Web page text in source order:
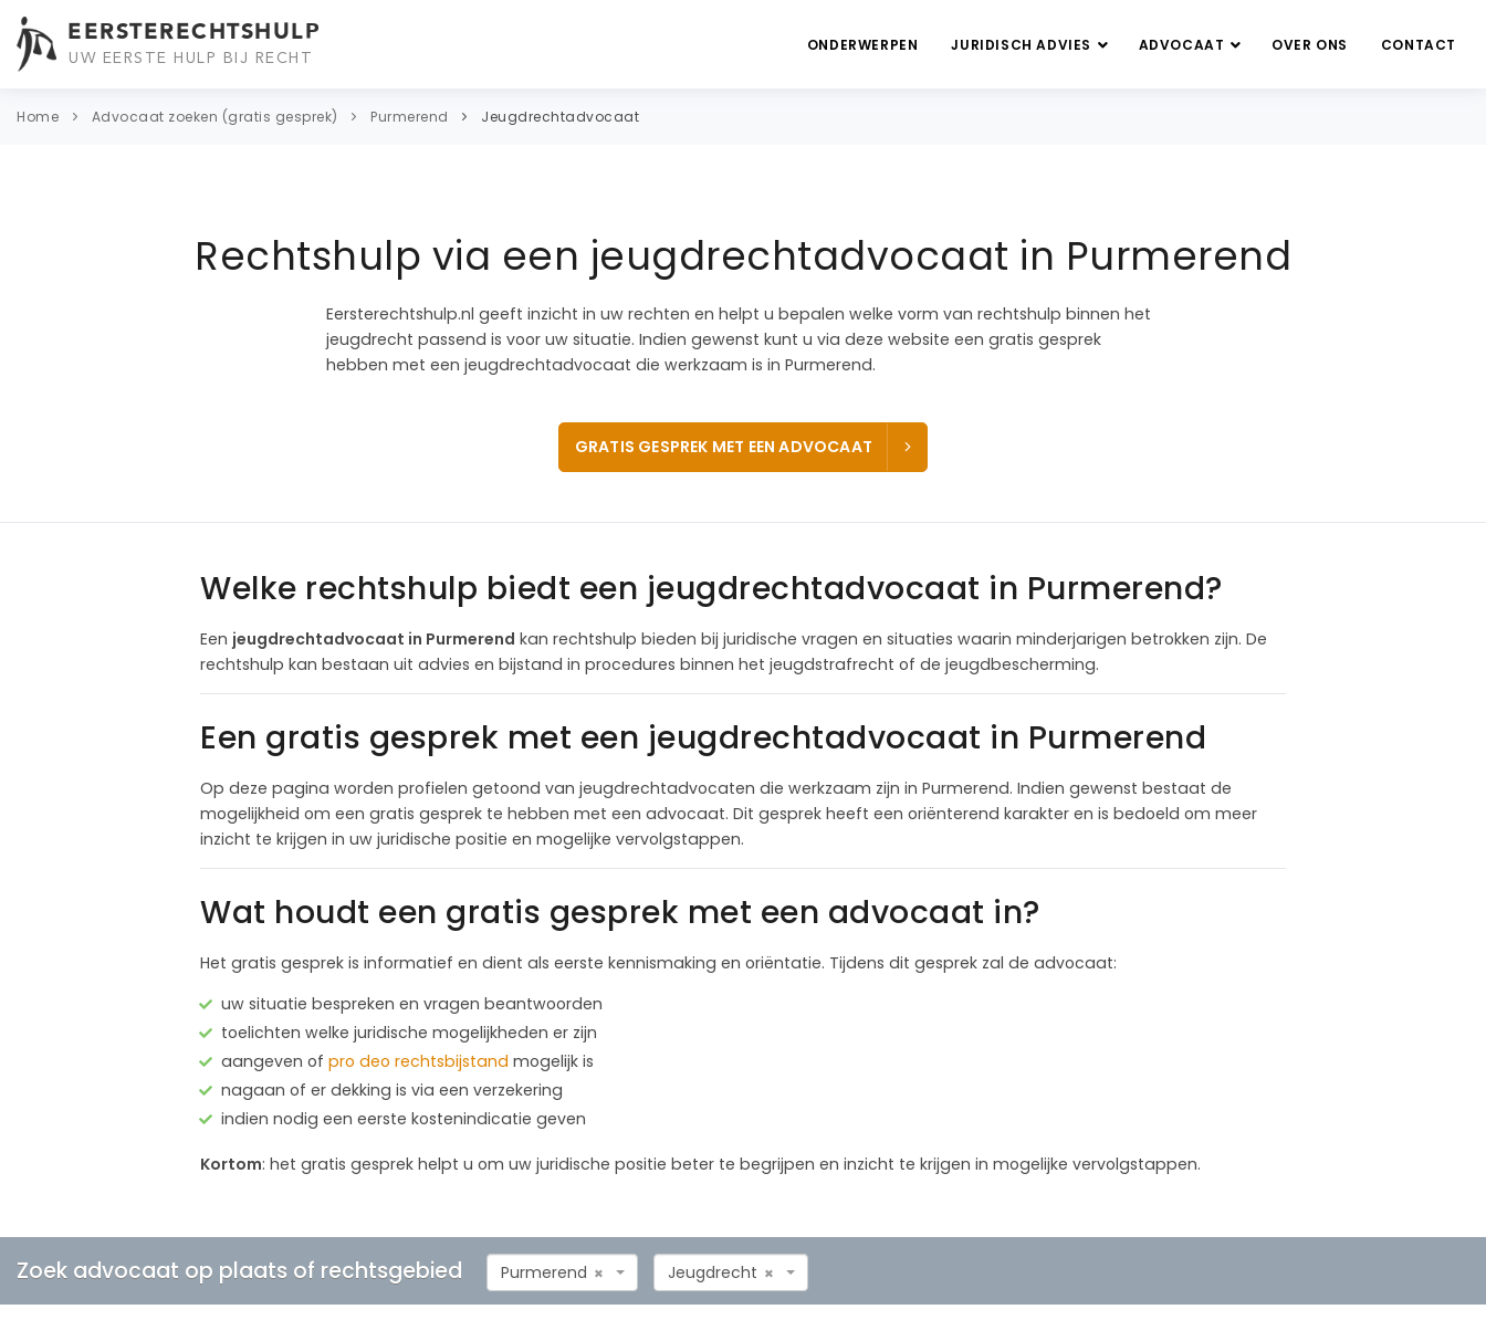
EERSTERECHTSHULP
UW EERSTE HULP BIJ RECHT
ONDERWERPEN JURIDISCH ADVIES ADVOCAAT OVER ONS CONTACT
Home Advocaat zoeken (gratis gesprek) Purmerend Jeugdrechtadvocaat
Rechtshulp via een jeugdrechtadvocaat in Purmerend
Eersterechtshulp.nl geeft inzicht in uw rechten en helpt u bepalen welke vorm van rechtshulp binnen het
jeugdrecht passend is voor uw situatie. Indien gewenst kunt u via deze website een gratis gesprek
hebben met een jeugdrechtadvocaat die werkzaam is in Purmerend.
GRATIS GESPREK MET EEN ADVOCAAT
Welke rechtshulp biedt een jeugdrechtadvocaat in Purmerend?
Een jeugdrechtadvocaat in Purmerend kan rechtshulp bieden bij juridische vragen en situaties waarin minderjarigen betrokken zijn. De
rechtshulp kan bestaan uit advies en bijstand in procedures binnen het jeugdstrafrecht of de jeugdbescherming.
Een gratis gesprek met een jeugdrechtadvocaat in Purmerend
Op deze pagina worden profielen getoond van jeugdrechtadvocaten die werkzaam zijn in Purmerend. Indien gewenst bestaat de
mogelijkheid om een gratis gesprek te hebben met een advocaat. Dit gesprek heeft een oriënterend karakter en is bedoeld om meer
inzicht te krijgen in uw juridische positie en mogelijke vervolgstappen.
Wat houdt een gratis gesprek met een advocaat in?
Het gratis gesprek is informatief en dient als eerste kennismaking en oriëntatie. Tijdens dit gesprek zal de advocaat:
uw situatie bespreken en vragen beantwoorden
toelichten welke juridische mogelijkheden er zijn
aangeven of pro deo rechtsbijstand mogelijk is
nagaan of er dekking is via een verzekering
indien nodig een eerste kostenindicatie geven
Kortom: het gratis gesprek helpt u om uw juridische positie beter te begrijpen en inzicht te krijgen in mogelijke vervolgstappen.
Zoek advocaat op plaats of rechtsgebied ×
Purmerend ×
Jeugdrecht